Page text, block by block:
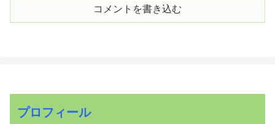
コメントを書き込む
プロフィール